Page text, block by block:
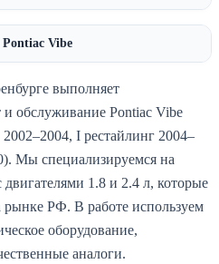
Vibe
выполняет
обслуживание Pontiac Vibe
I рестайлинг 2004–
Мы специализируемся на
1.8 и 2.4 л, которые
рынке РФ. В работе используем
оборудование,
аналоги.